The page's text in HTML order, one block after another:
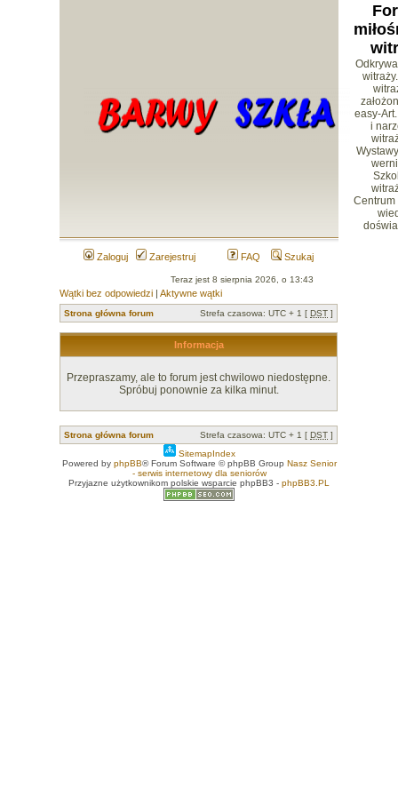
easy-
i
Zaloguj Zarejestruj FAQ Szukaj
Teraz jest 8 sierpnia 2026, o 13:43
Wątki bez odpowiedzi |Aktywne wątki
Strona główna forum Strefa czasowa: UTC + 1 [DST ]
Informacja
Przepraszamy, ale to forum jest chwilowo niedostępne.
Spróbuj ponownie za kilka minut.
Strona główna forum Strefa czasowa: UTC + 1 [DST ]
SitemapIndex
Powered by phpBB® Forum Software © phpBB Group Nasz Senior
- serwis internetowy dla seniorów
Przyjazne użytkownikom polskie wsparcie phpBB3 - phpBB3.PL